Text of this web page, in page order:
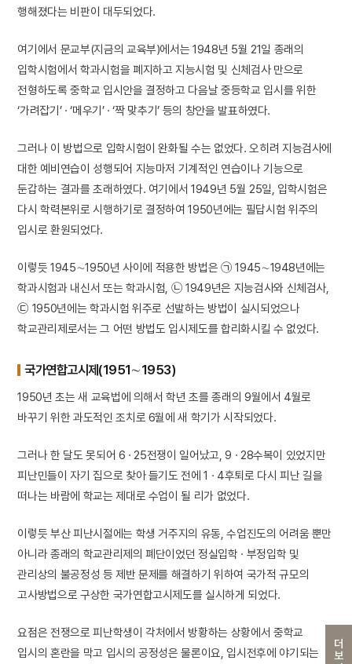
더보기
행해졌다는 비판이 대두되었다.
여기에서 문교부(지금의 교육부)에서는 1948년 5월 21일 종래의
입학시험에서 학과시험을 폐지하고 지능시험 및 신체검사 만으로
전형하도록 중학교 입시안을 결정하고 다음날 중등학교 입시를 위한
‘가려잡기’ · ‘메우기’ · ‘짝 맞추기’ 등의 창안을 발표하였다.
그러나 이 방법으로 입학시험이 완화될 수는 없었다. 오히려 지능검사에
대한 예비연습이 성행되어 지능마저 기계적인 연습이나 기능으로
둔갑하는 결과를 초래하였다. 여기에서 1949년 5월 25일, 입학시험은
다시 학력본위로 시행하기로 결정하여 1950년에는 필답시험 위주의
입시로 환원되었다.
이렇듯 1945∼1950년 사이에 적용한 방법은 ㉠ 1945∼1948년에는
학과시험과 내신서 또는 학과시험, ㉡ 1949년은 지능검사와 신체검사,
㉢ 1950년에는 학과시험 위주로 선발하는 방법이 실시되었으나
학교관리제로서는 그 어떤 방법도 입시제도를 합리화시킬 수 없었다.
국가연합고시제(1951∼1953)
1950년 초는 새 교육법에 의해서 학년 초를 종래의 9월에서 4월로
바꾸기 위한 과도적인 조치로 6월에 새 학기가 시작되었다.
그러나 한 달도 못되어 6 · 25전쟁이 일어났고, 9 · 28수복이 있었지만
피난민들이 자기 집으로 찾아 들기도 전에 1 · 4후퇴로 다시 피난 길을
떠나는 바람에 학교는 제대로 수업이 될 리가 없었다.
이렇듯 부산 피난시절에는 학생 거주지의 유동, 수업진도의 어려움 뿐만
아니라 종래의 학교관리제의 폐단이었던 정실입학 · 부정입학 및
관리상의 불공정성 등 제반 문제를 해결하기 위하여 국가적 규모의
고사방법으로 구상한 국가연합고시제도를 실시하게 되었다.
요점은 전쟁으로 피난학생이 각처에서 방황하는 상황에서 중학교
입시의 혼란을 막고 입시의 공정성은 물론이요, 입시전후에 야기되는